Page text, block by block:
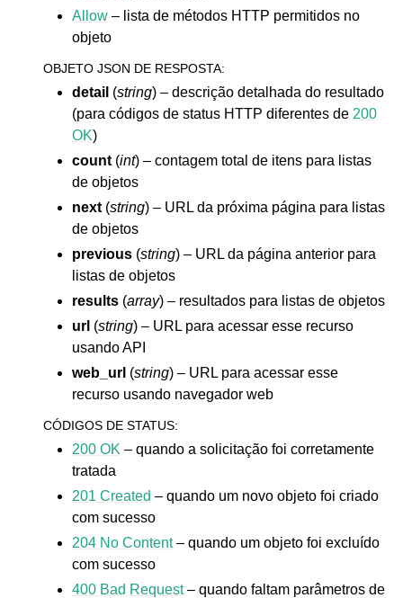
Allow – lista de métodos HTTP permitidos no
objeto
OBJETO JSON DE RESPOSTA:
detail (string) – descrição detalhada do resultado
(para códigos de status HTTP diferentes de 200
OK)
count (int) – contagem total de itens para listas
de objetos
next (string) – URL da próxima página para listas
de objetos
previous (string) – URL da página anterior para
listas de objetos
results (array) – resultados para listas de objetos
url (string) – URL para acessar esse recurso
usando API
web_url (string) – URL para acessar esse
recurso usando navegador web
CÓDIGOS DE STATUS:
200 OK – quando a solicitação foi corretamente
tratada
201 Created – quando um novo objeto foi criado
com sucesso
204 No Content– quando um objeto foi excluído
com sucesso
400 Bad Request– quando faltam parâmetros de